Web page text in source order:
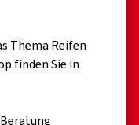
Thema Reifen
finden Sie in